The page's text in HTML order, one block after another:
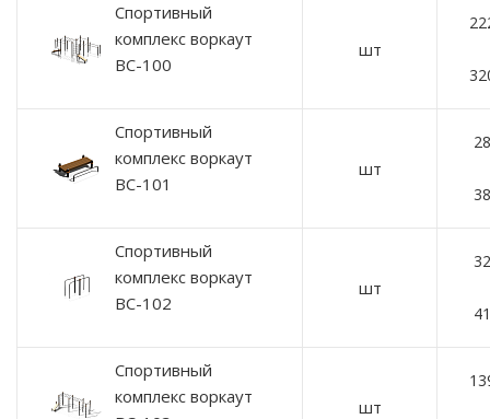
Спортивный
комплекс воркаут
ВС-100
шт
Спортивный
комплекс воркаут
ВС-101
шт
Спортивный
комплекс воркаут
ВС-102
шт
Спортивный
комплекс воркаут
шт